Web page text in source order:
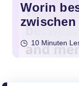
Worin
10 Minuten